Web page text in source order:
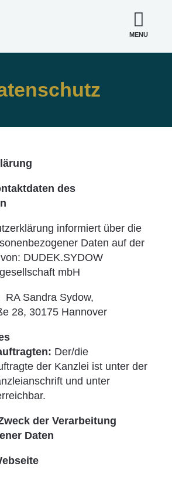
MENU
des
informiert über die
Daten auf der
DUDEK.SYDOW
mbH
Sandra Sydow,
28, 30175 Hannover
Der/die
der Kanzlei ist unter der
und unter
der Verarbeitung
Daten